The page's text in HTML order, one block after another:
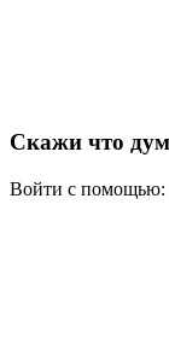
Скажи что
Войти с помощью: